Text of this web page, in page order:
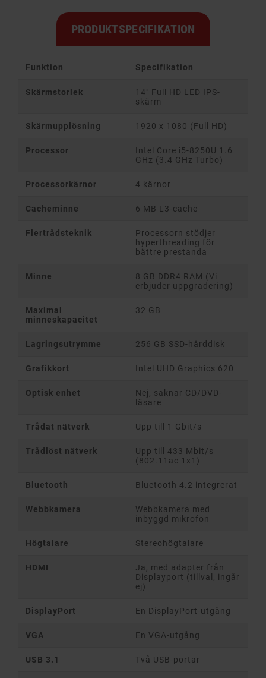
PRODUKTSPECIFIKATION
Funktion Specifikation
Skärmstorlek
14" Full HD LED IPS-
skärm
Skärmupplösning 1920 x 1080 (Full HD)
Processor
Intel Core i5-8250U 1.6
GHz (3.4 GHz Turbo)
Processorkärnor 4 kärnor
Cacheminne 6 MB L3-cache
Flertrådsteknik
Processorn stödjer
hyperthreading för
bättre prestanda
Minne
8 GB DDR4 RAM (Vi
erbjuder uppgradering)
Maximal
minneskapacitet
32 GB
Lagringsutrymme 256 GB SSD-hårddisk
Grafikkort Intel UHD Graphics 620
Optisk enhet
Nej, saknar CD/DVD-
läsare
Trådat nätverk Upp till 1 Gbit/s
Trådlöst nätverk
Upp till 433 Mbit/s
(802.11ac 1x1)
Bluetooth Bluetooth 4.2 integrerat
Webbkamera
Webbkamera med
inbyggd mikrofon
Högtalare Stereohögtalare
HDMI
Ja, med adapter från
Displayport (tillval, ingår
ej)
DisplayPort En DisplayPort-utgång
VGA En VGA-utgång
USB 3.1 Två USB-portar